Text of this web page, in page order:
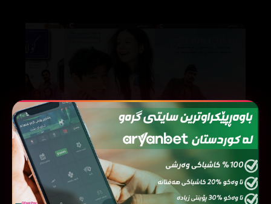
Sam Bahadur (2023)
63579
Love Reset (2023)
323448
65108